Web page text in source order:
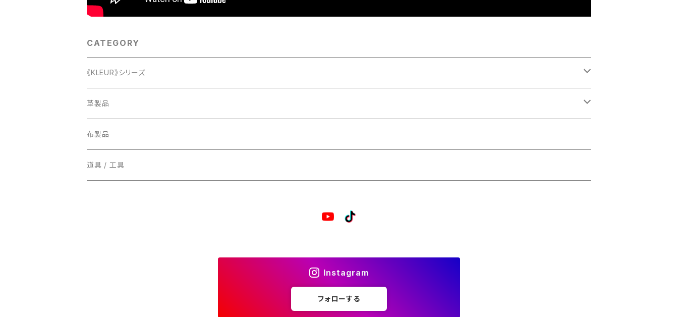
CATEGORY
《KLEUR》シリーズ
ミニ
スタンダード
革製品
お財布
マネークリップ
布製品
道具 / 工具
Instagram
フォローする